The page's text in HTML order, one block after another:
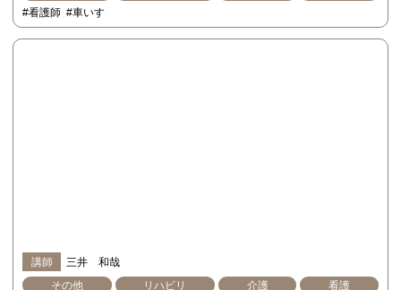
#看護師 #車いす
講師
三井 和哉
その他
リハビリ 介護
看護